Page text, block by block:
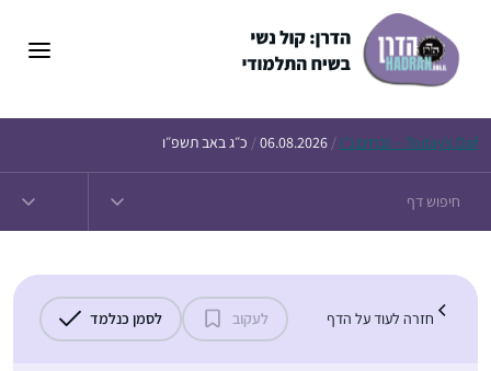
Today’s Daf – זבחים נ״ו /
06.08.2026
/ כ״ג באב תשפ״ו
חזרה לעוד על הדף לעקוב לסמן כנלמד